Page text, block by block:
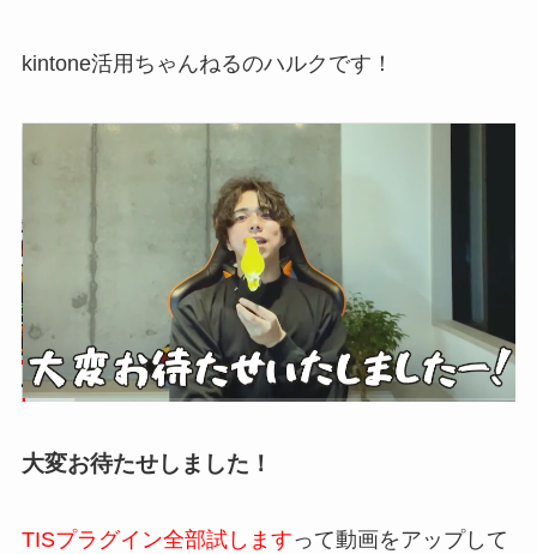
kintone活用ちゃんねるのハルクです！
大変お待たせしました！
TISプラグイン全部試しますって動画をアップして